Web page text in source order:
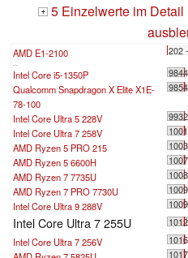
+ 5 Einzelwerte im Detail
AMD E1-2100 202
Intel Core i5-1350P
Qualcomm Snapdragon X Elite X1E-
78-100
Intel Core Ultra 5 228V
Intel Core Ultra 7 258V
AMD Ryzen 5 PRO 215
AMD Ryzen 5 6600H
AMD Ryzen 7 7735U
AMD Ryzen 7 PRO 7730U
Intel Core Ultra 9 288V
Intel Core Ultra 7 255U
Intel Core Ultra 7 256V